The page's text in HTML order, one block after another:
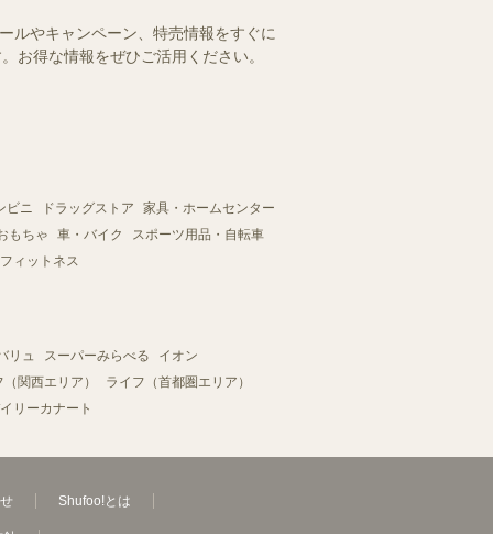
ルやキャンペーン、特売情報をすぐに
お得な情報をぜひご活用ください。
ビニ ドラッグストア
家具・ホームセンター
もちゃ 車・バイク
スポーツ用品・自転車
ィットネス
リュ スーパーみらべる
イオン
関西エリア）
ライフ（首都圏エリア）
リーカナート
Shufoo!とは